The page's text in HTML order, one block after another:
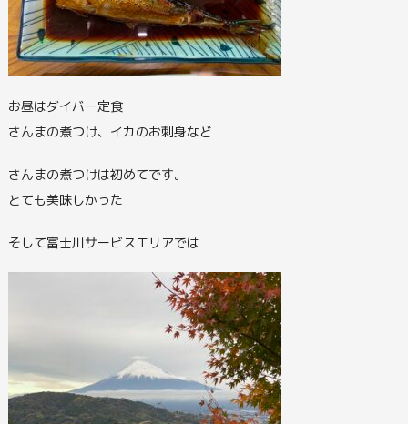
お昼はダイバー定食
さんまの煮つけ、イカのお刺身など
さんまの煮つけは初めてです。
とても美味しかった
そして富士川サービスエリアでは